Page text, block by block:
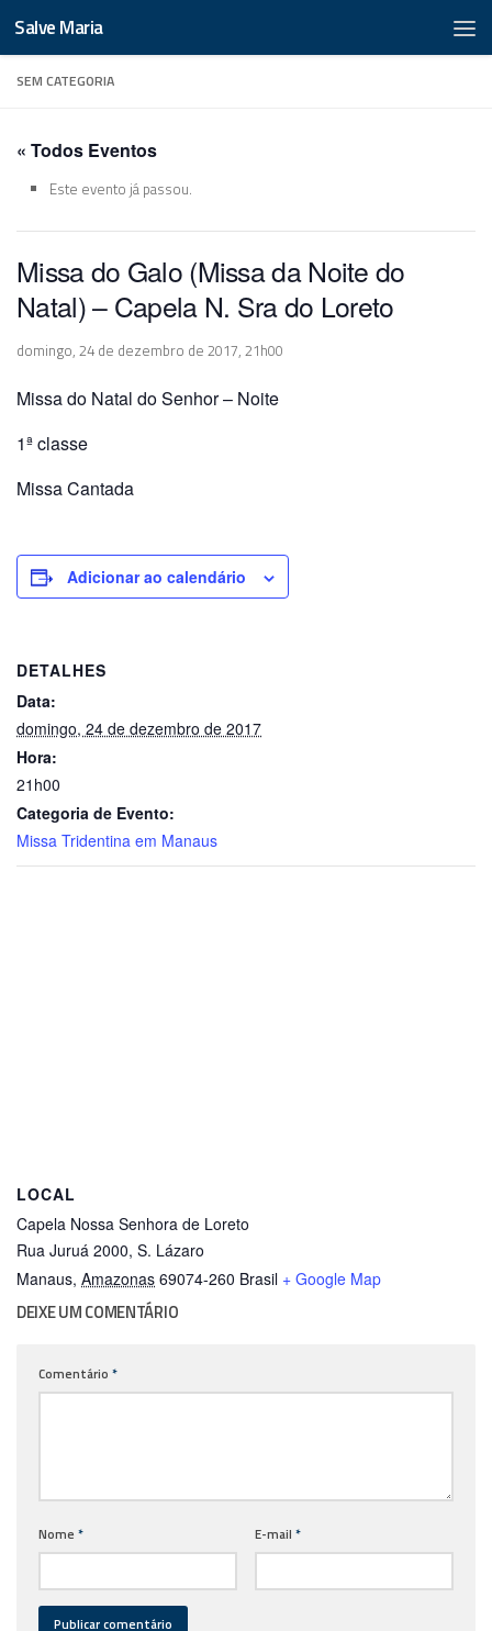
Salve Maria
SEM CATEGORIA
« Todos Eventos
Este evento já passou.
Missa do Galo (Missa da Noite do
Natal) – Capela N. Sra do Loreto
domingo, 24 de dezembro de 2017, 21h00
Missa do Natal do Senhor – Noite
1ª classe
Missa Cantada
Adicionar ao calendário
DETALHES
Data:
domingo, 24 de dezembro de 2017
Hora:
21h00
Categoria de Evento:
Missa Tridentina em Manaus
LOCAL
Capela Nossa Senhora de Loreto
Rua Juruá 2000, S. Lázaro
Manaus, Amazonas 69074-260 Brasil + Google Map
DEIXE UM COMENTÁRIO
Comentário *
Nome * E-mail *